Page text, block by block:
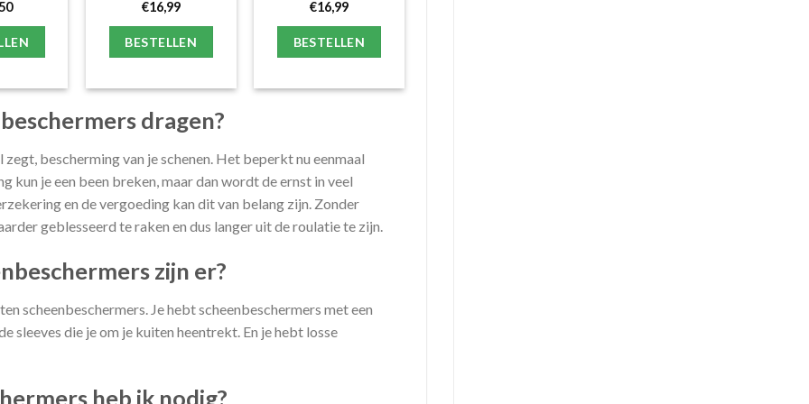
€16,99
BESTELLEN
€16,99
BESTELLEN
dragen?
zegt, bescherming van je schenen. Het beperkt nu eenmaal
kun je een been breken, maar dan wordt de ernst in veel
en de vergoeding kan dit van belang zijn. Zonder
geblesseerd te raken en dus langer uit de roulatie te zijn.
zijn er?
scheenbeschermers. Je hebt scheenbeschermers met een
sleeves die je om je kuiten heentrekt. En je hebt losse
heb ik nodig?